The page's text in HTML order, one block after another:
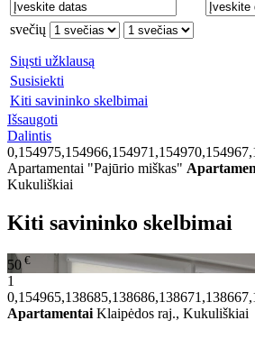
svečių
Siųsti užklausą
Susisiekti
Kiti savininko skelbimai
Išsaugoti
Dalintis
Apartamentai "Pajūrio miškas"
Kukuliškiai
Kiti savininko skelbimai
50 €
1
Apartamentai Klaipėdos raj., Kukuliškiai